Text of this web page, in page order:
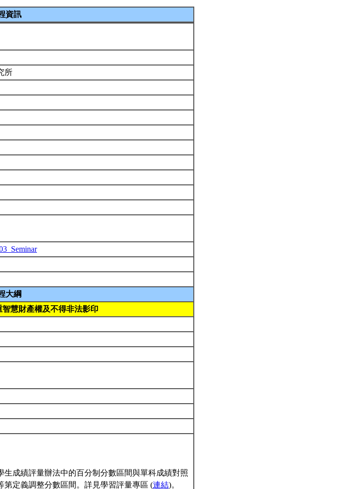
資訊
所
大綱
慧財產權及不得非法影印
生成績評量辦法中的百分制分數區間與單科成績對照
第定義調整分數區間。詳見學習評量專區 (連結)。